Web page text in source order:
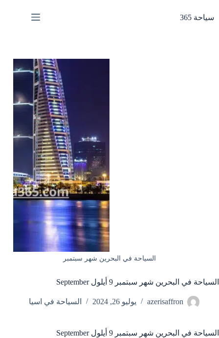
المحتوى
سياحة 365
السياحة في البحرين شهر سبتمبر
السياحة في البحرين شهر سبتمبر 9 أيلول September
azerisaffron يوليو 26, 2024 السياحة في اسيا
السياحة في البحرين شهر سبتمبر 9 أيلول September